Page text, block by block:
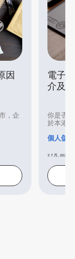
因
，企
電子
介及
你是否
於本港炎
個人儲
3 7 月, 2025